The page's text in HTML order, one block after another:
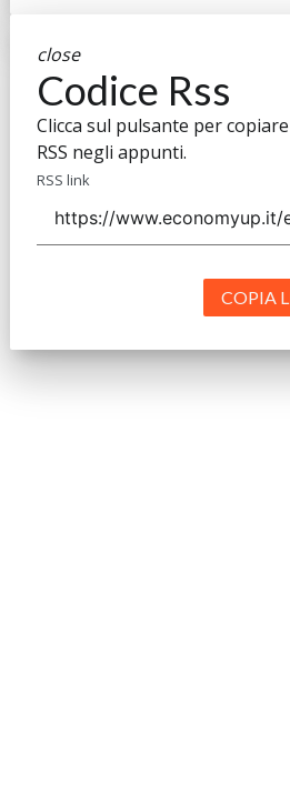
close
Codice Rss
Clicca sul pulsante per
RSS negli appunti.
RSS link
COPIA